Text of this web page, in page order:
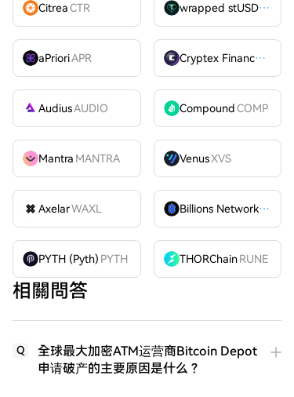
CitreaCTR wrapped stUSDT
aPrioriAPR Cryptex FinanceCTX
AudiusAUDIO CompoundCOMP
Mantra MANTRA VenusXVS
AxelarWAXL Billions Network
BILL
PYTH (Pyth) PYTH THORChain RUNE
相關問答
Q
全球最大加密ATM运营商Bitcoin Depot
申请破产的主要原因是什么？